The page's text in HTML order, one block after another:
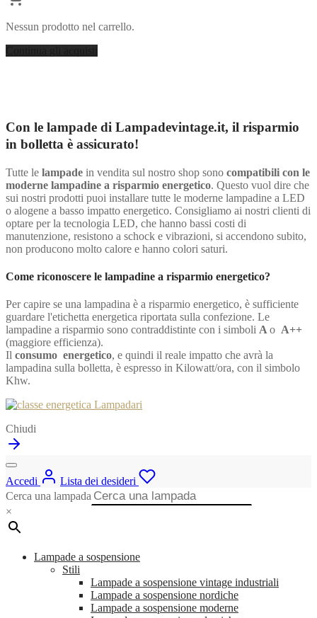
Nessun prodotto nel carrello.
Con le lampade di Lampadevintage.it, il risparmio
in bolletta è assicurato!
Tutte le lampade in vendita sul nostro shop sono compatibili con le
moderne lampadine a risparmio energetico. Questo vuol dire che
sui nostri prodotti puoi installare tutte le moderne lampadine a LED
o alogene a basso impatto energetico. Consigliamo ai nostri clienti di
optare per la tecnologia LED, che hanno bassi costi di
manutenzione, resistono a schock e vibrazioni, si accendono subito,
non producono molto calore e hanno colori saturi.
Come riconoscere le lampadine a risparmio energetico?
Per capire se una lampadina è a risparmio energetico, è sufficiente
guardare l'etichetta energetica riportata sulla confezione. Le
lampadine a risparmio sono contraddistinte con i simboli A o A++
(maggiore efficienza).
Il consumo energetico, e quindi il reale impatto che avrà la
lampadina sulla bolletta, è espresso in Kilowatt/ora, con il simbolo
Khw.
Chiudi
Accedi
Lista dei desideri
Cerca una lampada
×
Lampade a sospensione
Stili
Lampade a sospensione vintage industriali
Lampade a sospensione nordiche
Lampade a sospensione moderne